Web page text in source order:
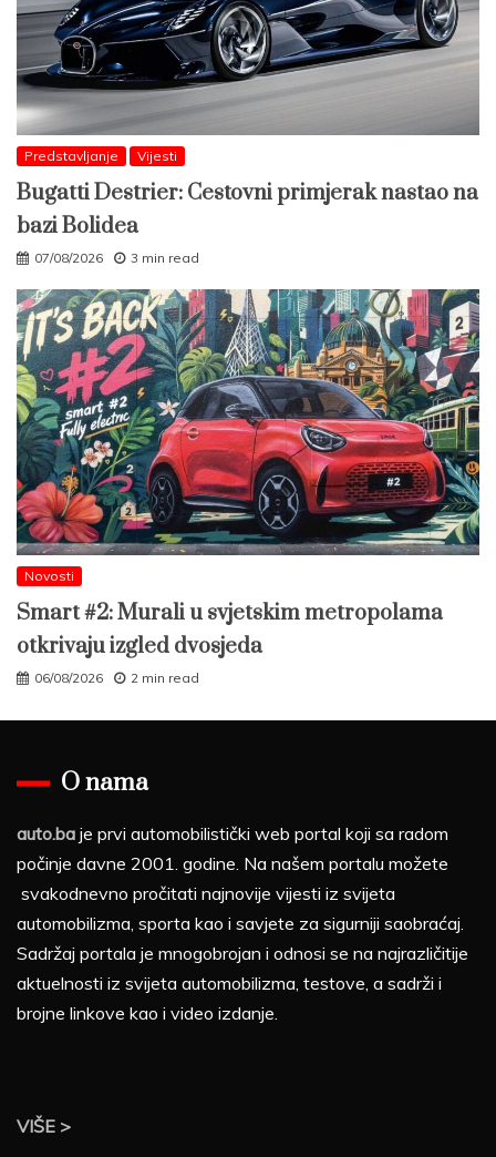
Predstavljanje Vijesti
Bugatti Destrier: Cestovni primjerak nastao na
bazi Bolidea
07/08/2026 3 min read
Novosti
Smart #2: Murali u svjetskim metropolama
otkrivaju izgled dvosjeda
06/08/2026 2 min read
O nama
auto.ba je prvi automobilistički web portal koji sa radom
počinje davne 2001. godine. Na našem portalu možete
svakodnevno pročitati najnovije vijesti iz svijeta
automobilizma, sporta kao i savjete za sigurniji saobraćaj.
Sadržaj portala je mnogobrojan i odnosi se na najrazličitije
aktuelnosti iz svijeta automobilizma, testove, a sadrži i
brojne linkove kao i video izdanje.
VIŠE >